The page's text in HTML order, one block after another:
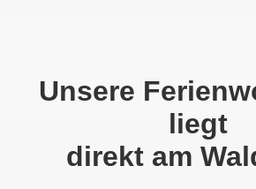
Unsere
liegt
direkt am